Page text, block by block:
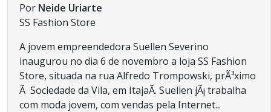
Por Neide Uriarte
SS Fashion Store
A jovem empreendedora Suellen Severino
inaugurou no dia 6 de novembro a loja SS Fashion
Store, situada na rua Alfredo Trompowski, prÃ³ximo
Ã Sociedade da Vila, em ItajaÃ­. Suellen jÃ¡ trabalha
com moda jovem, com vendas pela Internet...